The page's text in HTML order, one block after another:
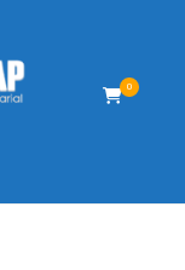
0